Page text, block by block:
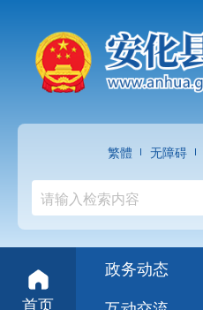
繁體 无障碍
首页
政务动态